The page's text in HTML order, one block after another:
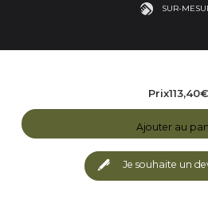
SUR-
Prix113,40€
Ajouter au
Je souhaite un